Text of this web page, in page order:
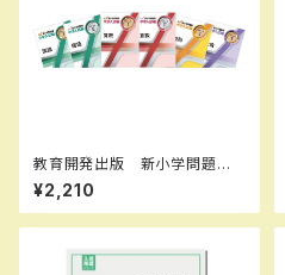
教育開発出版 新小学問題
集 中学入試編 国語 Ⅰ，
Ⅱ，Ⅲ 2026年度版 各学年
（選択ください） 問題集本体と
ト ISBN なし
¥2,210